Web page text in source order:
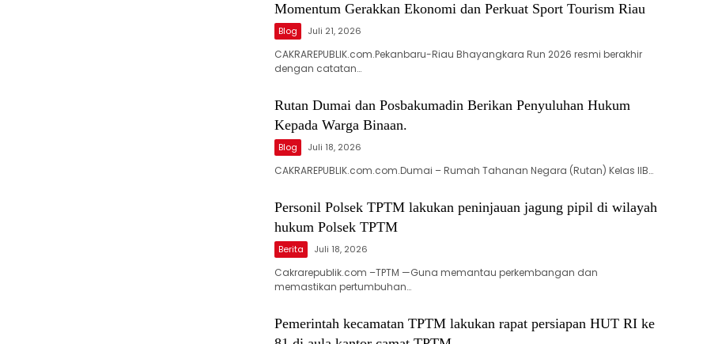
Momentum Gerakkan Ekonomi dan Perkuat Sport Tourism Riau
Blog Juli 21, 2026
CAKRAREPUBLIK.com.Pekanbaru-Riau Bhayangkara Run 2026 resmi berakhir
dengan catatan…
Rutan Dumai dan Posbakumadin Berikan Penyuluhan Hukum
Kepada Warga Binaan.
Blog Juli 18, 2026
CAKRAREPUBLIK.com.com.Dumai – Rumah Tahanan Negara (Rutan) Kelas IIB…
Personil Polsek TPTM lakukan peninjauan jagung pipil di wilayah
hukum Polsek TPTM
Berita Juli 18, 2026
Cakrarepublik.com –TPTM —Guna memantau perkembangan dan
memastikan pertumbuhan…
Pemerintah kecamatan TPTM lakukan rapat persiapan HUT RI ke